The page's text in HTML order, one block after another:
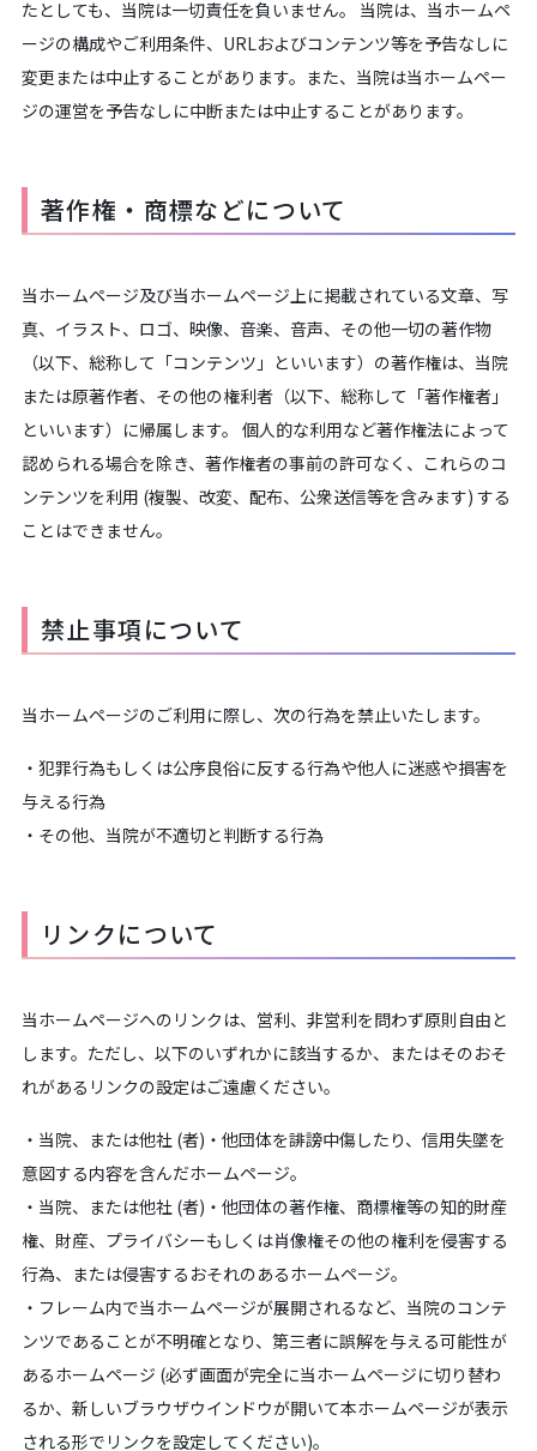
たとしても、当院は一切責任を負いません。 当院は、当ホームペ
ージの構成やご利用条件、URLおよびコンテンツ等を予告なしに
変更または中止することがあります。また、当院は当ホームペー
ジの運営を予告なしに中断または中止することがあります。
著作権・商標などについて
当ホームページ及び当ホームページ上に掲載されている文章、写
真、イラスト、ロゴ、映像、音楽、音声、その他一切の著作物
（以下、総称して「コンテンツ」といいます）の著作権は、当院
または原著作者、その他の権利者（以下、総称して「著作権者」
といいます）に帰属します。 個人的な利用など著作権法によって
認められる場合を除き、著作権者の事前の許可なく、これらのコ
ンテンツを利用 (複製、改変、配布、公衆送信等を含みます) する
ことはできません。
禁止事項について
当ホームページのご利用に際し、次の行為を禁止いたします。
・犯罪行為もしくは公序良俗に反する行為や他人に迷惑や損害を
与える行為
・その他、当院が不適切と判断する行為
リンクについて
当ホームページへのリンクは、営利、非営利を問わず原則自由と
します。ただし、以下のいずれかに該当するか、またはそのおそ
れがあるリンクの設定はご遠慮ください。
・当院、または他社 (者)・他団体を誹謗中傷したり、信用失墜を
意図する内容を含んだホームページ。
・当院、または他社 (者)・他団体の著作権、商標権等の知的財産
権、財産、プライバシーもしくは肖像権その他の権利を侵害する
行為、または侵害するおそれのあるホームページ。
・フレーム内で当ホームページが展開されるなど、当院のコンテ
ンツであることが不明確となり、第三者に誤解を与える可能性が
あるホームページ (必ず画面が完全に当ホームページに切り替わ
るか、新しいブラウザウインドウが開いて本ホームページが表示
される形でリンクを設定してください)。